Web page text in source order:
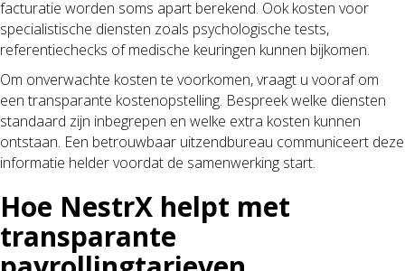
facturatie worden soms apart berekend. Ook kosten voor
specialistische diensten zoals psychologische tests,
referentiechecks of medische keuringen kunnen bijkomen.
Om onverwachte kosten te voorkomen, vraagt u vooraf om
een transparante kostenopstelling. Bespreek welke diensten
standaard zijn inbegrepen en welke extra kosten kunnen
ontstaan. Een betrouwbaar uitzendbureau communiceert deze
informatie helder voordat de samenwerking start.
Hoe NestrX helpt met
transparante